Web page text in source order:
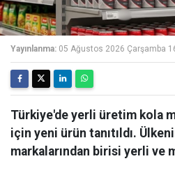
Yayınlanma: 05 Ağustos 2026 Çarşamba
Türkiye'de yerli üretim kola
için yeni ürün tanıtıldı.
markalarından birisi yerli ve